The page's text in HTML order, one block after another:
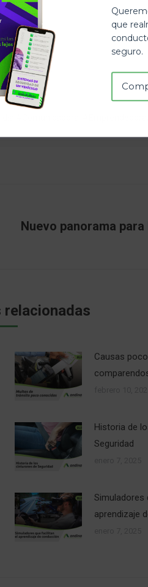
moteras de colombia
#Comunicadora, #Emprendedora,
Publicación
Nuevo panorama
relacionadas
Causas
Historia de
Seguridad
Simuladores
aprendizaje
que
seguro.